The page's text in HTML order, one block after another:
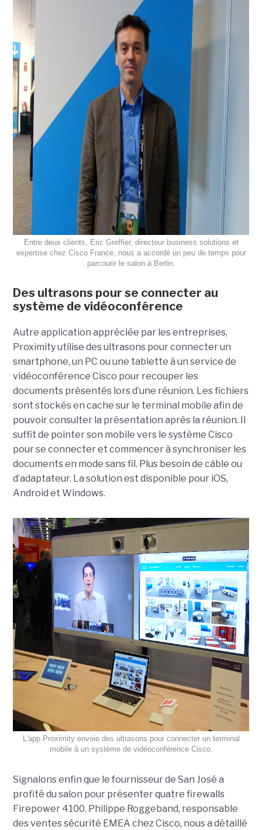
Entre deux clients, Eric Greffier, directeur business solutions et
expertise chez Cisco France, nous a accordé un peu de temps pour
parcourir le salon à Berlin.
Des ultrasons pour se connecter au
système de vidéoconférence
Autre application appréciée par les entreprises,
Proximity utilise des ultrasons pour connecter un
smartphone, un PC ou une tablette à un service de
vidéoconférence Cisco pour recouper les
documents présentés lors d’une réunion. Les fichiers
sont stockés en cache sur le terminal mobile afin de
pouvoir consulter la présentation après la réunion. Il
suffit de pointer son mobile vers le système Cisco
pour se connecter et commencer à synchroniser les
documents en mode sans fil. Plus besoin de câble ou
d’adaptateur. La solution est disponible pour iOS,
Android et Windows.
L'app Proximity envoie des ultrasons pour connecter un terminal
mobile à un système de vidéoconférence Cisco.
Signalons enfin que le fournisseur de San José a
profité du salon pour présenter quatre firewalls
Firepower 4100. Philippe Roggeband, responsable
des ventes sécurité EMEA chez Cisco, nous a détaillé